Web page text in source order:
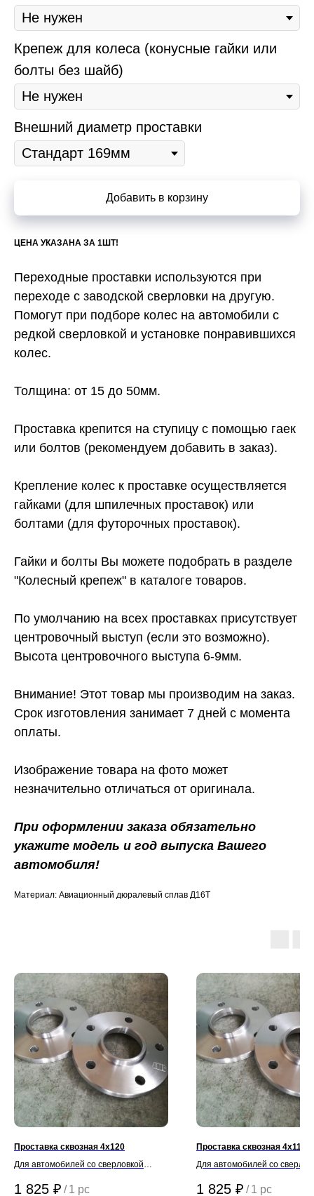
Крепеж для колеса (конусные гайки или
болты без шайб)
Внешний диаметр проставки
Добавить в корзину
ЦЕНА УКАЗАНА ЗА 1ШТ!
Переходные проставки используются при
переходе с заводской сверловки на другую.
Помогут при подборе колес на автомобили с
редкой сверловкой и установке понравившихся
колес.
Толщина: от 15 до 50мм.
Проставка крепится на ступицу с помощью гаек
или болтов (рекомендуем добавить в заказ).
Крепление колес к проставке осуществляется
гайками (для шпилечных проставок) или
болтами (для футорочных проставок).
Гайки и болты Вы можете подобрать в разделе
"Колесный крепеж" в каталоге товаров.
По умолчанию на всех проставках присутствует
центровочный выступ (если это возможно).
Высота центровочного выступа 6-9мм.
Внимание! Этот товар мы производим на заказ.
Срок изготовления занимает 7 дней с момента
оплаты.
Изображение товара на фото может
незначительно отличаться от оригинала.
При оформлении заказа обязательно
укажите модель и год выпуска Вашего
автомобиля!
Материал: Авиационный дюралевый сплав Д16Т
Проставка сквозная 4х120
Для автомобилей со сверловкой
1 825 ₽ / 1 pc
Проставка сквозная 4х114.3
Для автомобилей со
1 825 ₽ / 1 pc